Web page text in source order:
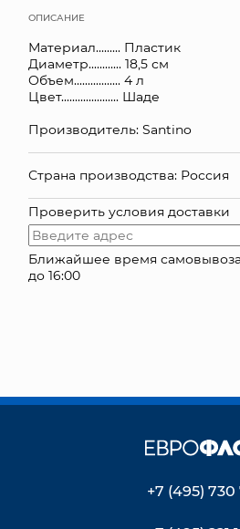
ОПТОВЫМ
КОНТАКТЫ
ОПИСАНИЕ
Материал......... Пластик
Диаметр............ 18,5 см
Объем................. 4 л
Цвет..................... Шаде
Производитель: Santino
Страна производства: Россия
Проверить условия доставки
Ближайшее время
до 16:00
+7 (495)